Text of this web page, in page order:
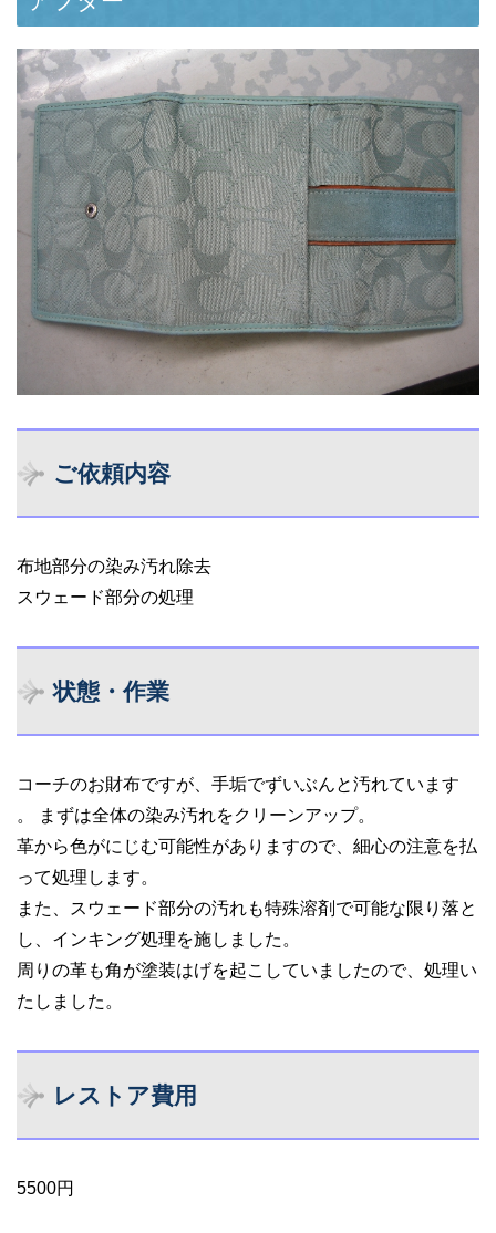
ご依頼内容
布地部分の染み汚れ除去
スウェード部分の処理
状態・作業
コーチのお財布ですが、手垢でずいぶんと汚れています
。 まずは全体の染み汚れをクリーンアップ。
革から色がにじむ可能性がありますので、細心の注意を払
って処理します。
また、スウェード部分の汚れも特殊溶剤で可能な限り落と
し、インキング処理を施しました。
周りの革も角が塗装はげを起こしていましたので、処理い
たしました。
レストア費用
5500円